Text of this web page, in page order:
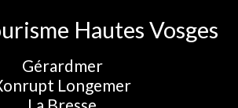
Hautes Vosges
Gérardmer
Longemer